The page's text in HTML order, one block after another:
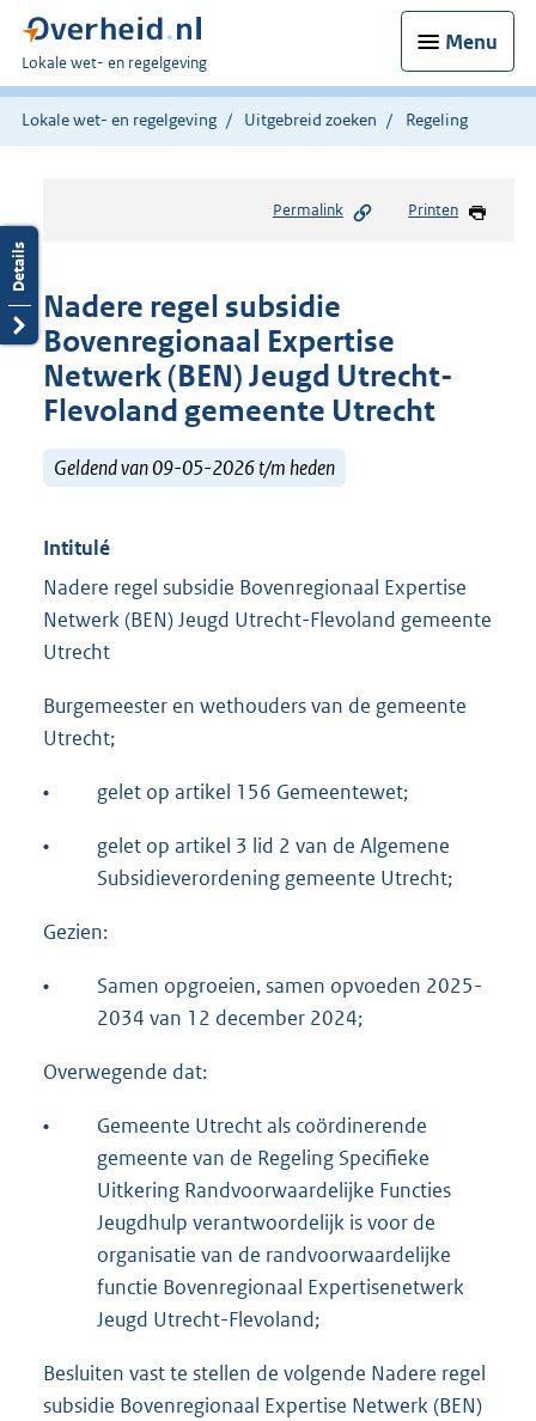
Menu
U
bent
hier:
Lokale wet- en regelgeving
Lokale wet- en regelgeving Uitgebreid zoeken Regeling
Permalink Printen
Nadere regel subsidie
Bovenregionaal Expertise
Netwerk (BEN) Jeugd Utrecht-
Flevoland gemeente Utrecht
Geldend van 09-05-2026 t/m heden
Intitulé
Nadere regel subsidie Bovenregionaal Expertise
Netwerk (BEN) Jeugd Utrecht-Flevoland gemeente
Utrecht
Burgemeester en wethouders van de gemeente
Utrecht;
• gelet op artikel 156 Gemeentewet;
•
gelet op artikel 3 lid 2 van de Algemene
Subsidieverordening gemeente Utrecht;
Gezien:
•
Samen opgroeien, samen opvoeden 2025-
2034 van 12 december 2024;
Overwegende dat:
•
Gemeente Utrecht als coördinerende
gemeente van de Regeling Specifieke
Uitkering Randvoorwaardelijke Functies
Jeugdhulp verantwoordelijk is voor de
organisatie van de randvoorwaardelijke
functie Bovenregionaal Expertisenetwerk
Jeugd Utrecht-Flevoland;
Besluiten vast te stellen de volgende Nadere regel
subsidie Bovenregionaal Expertise Netwerk (BEN)